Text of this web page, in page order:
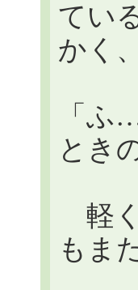
てい
かく
「
とき
軽
もま